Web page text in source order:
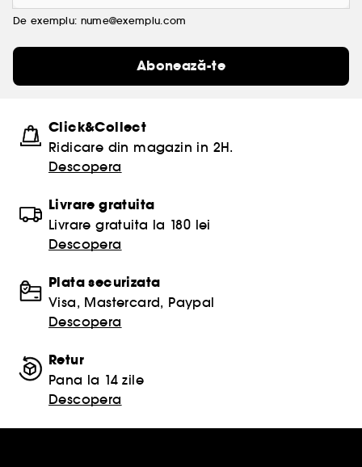
De exemplu: nume@exemplu.com
Abonează-te
Click&Collect
Ridicare din magazin in 2H.
Descopera
Livrare gratuita
Livrare gratuita la 180 lei
Descopera
Plata securizata
Visa, Mastercard, Paypal
Descopera
Retur
Pana la 14 zile
Descopera